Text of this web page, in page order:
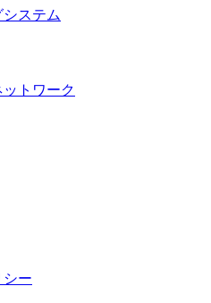
ステム
トワーク
シー